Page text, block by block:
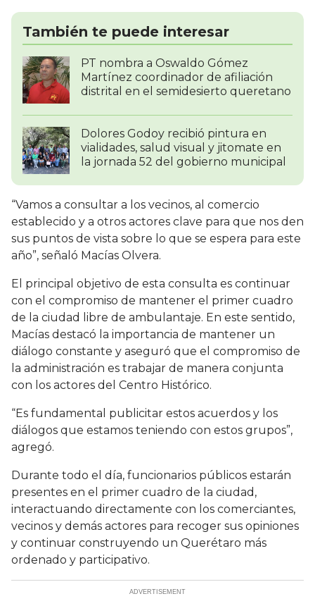
También te puede interesar
PT nombra a Oswaldo Gómez
Martínez coordinador de afiliación
distrital en el semidesierto queretano
Dolores Godoy recibió pintura en
vialidades, salud visual y jitomate en
la jornada 52 del gobierno municipal
“Vamos a consultar a los vecinos, al comercio
establecido y a otros actores clave para que nos den
sus puntos de vista sobre lo que se espera para este
año”, señaló Macías Olvera.
El principal objetivo de esta consulta es continuar
con el compromiso de mantener el primer cuadro
de la ciudad libre de ambulantaje. En este sentido,
Macías destacó la importancia de mantener un
diálogo constante y aseguró que el compromiso de
la administración es trabajar de manera conjunta
con los actores del Centro Histórico.
“Es fundamental publicitar estos acuerdos y los
diálogos que estamos teniendo con estos grupos”,
agregó.
Durante todo el día, funcionarios públicos estarán
presentes en el primer cuadro de la ciudad,
interactuando directamente con los comerciantes,
vecinos y demás actores para recoger sus opiniones
y continuar construyendo un Querétaro más
ordenado y participativo.